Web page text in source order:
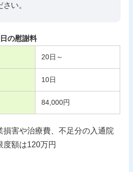
い。
の慰謝料
20日～
10日
84,000円
損害や治療費、不足分の入通院
度額は120万円